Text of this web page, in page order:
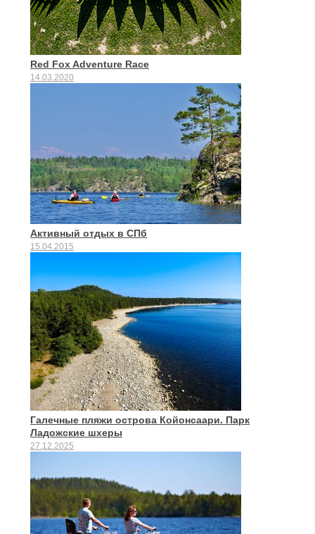
Red Fox Adventure Race
14.03.2020
Активный отдых в СПб
15.04.2015
Галечные пляжи острова Койонсаари. Парк
Ладожские шхеры
27.12.2025